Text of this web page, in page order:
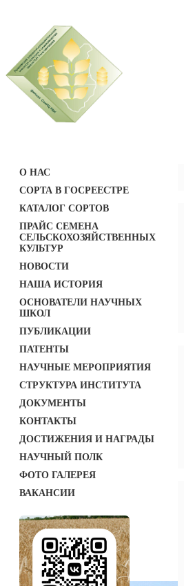
О НАС
СОРТА В ГОСРЕЕСТРЕ
КАТАЛОГ СОРТОВ
ПРАЙС СЕМЕНА
СЕЛЬСКОХОЗЯЙСТВЕННЫХ
КУЛЬТУР
НОВОСТИ
НАША ИСТОРИЯ
ОСНОВАТЕЛИ НАУЧНЫХ
ШКОЛ
ПУБЛИКАЦИИ
ПАТЕНТЫ
НАУЧНЫЕ МЕРОПРИЯТИЯ
СТРУКТУРА ИНСТИТУТА
ДОКУМЕНТЫ
КОНТАКТЫ
ДОСТИЖЕНИЯ И НАГРАДЫ
НАУЧНЫЙ ПОЛК
ФОТО ГАЛЕРЕЯ
ВАКАНСИИ